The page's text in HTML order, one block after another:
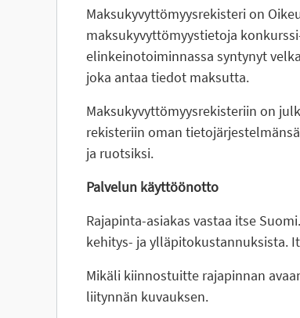
Maksukyvyttömyysrekisteri on
maksukyvyttömyystietoja
elinkeinotoiminnassa syntynyt
joka antaa tiedot maksutta.
Maksukyvyttömyysrekisteriin on
rekisteriin oman
ja ruotsiksi.
Palvelun käyttöönotto
Rajapinta-asiakas vastaa itse
kehitys- ja ylläpitokustannuksista.
Mikäli kiinnostuitte rajapinnan
liitynnän kuvauksen.